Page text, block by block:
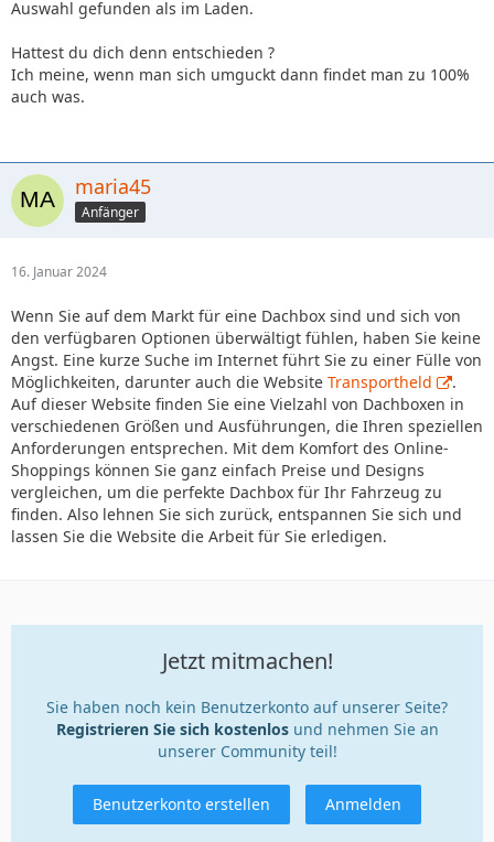
Auswahl gefunden als im Laden.
Hattest du dich denn entschieden ?
Ich meine, wenn man sich umguckt dann findet man zu 100%
auch was.
maria45
Anfänger
16. Januar 2024
Wenn Sie auf dem Markt für eine Dachbox sind und sich von
den verfügbaren Optionen überwältigt fühlen, haben Sie keine
Angst. Eine kurze Suche im Internet führt Sie zu einer Fülle von
Möglichkeiten, darunter auch die Website Transportheld
.
Auf dieser Website finden Sie eine Vielzahl von Dachboxen in
verschiedenen Größen und Ausführungen, die Ihren speziellen
Anforderungen entsprechen. Mit dem Komfort des Online-
Shoppings können Sie ganz einfach Preise und Designs
vergleichen, um die perfekte Dachbox für Ihr Fahrzeug zu
finden. Also lehnen Sie sich zurück, entspannen Sie sich und
lassen Sie die Website die Arbeit für Sie erledigen.
Jetzt mitmachen!
Sie haben noch kein Benutzerkonto auf unserer Seite?
Registrieren Sie sich kostenlosund nehmen Sie an
unserer Community teil!
Benutzerkonto erstellen Anmelden